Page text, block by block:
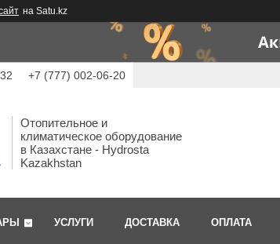
на Satu.kz
+7 (777) 002-06-20
Отопительное и
климатическое оборудование
в Казахстане - Hydrosta
Kazakhstan
УСЛУГИ ДОСТАВКА ОПЛАТА